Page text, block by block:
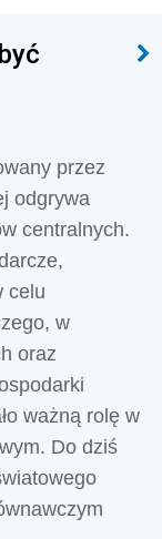
przez
odgrywa
centralnych.
celu
w
oraz
ważną rolę w
Do dziś